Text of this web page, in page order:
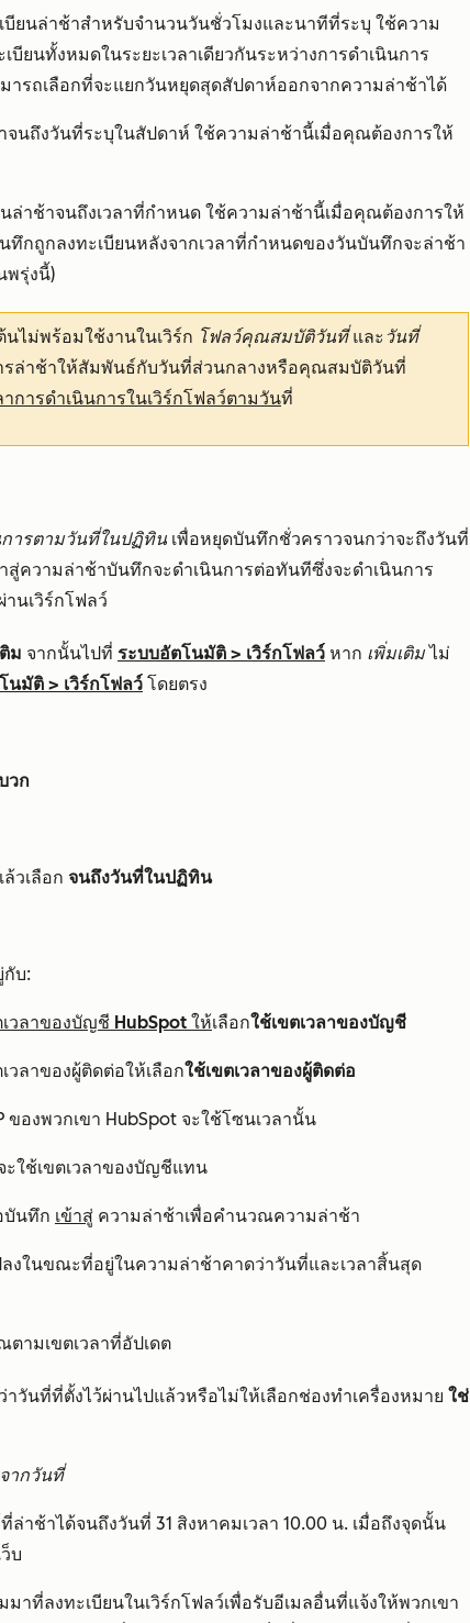
ยนล่าช้าสำหรับจำนวนวันชั่วโมงและนาทีที่ระบุ ใช้ความ
ยนทั้งหมดในระยะเวลาเดียวกันระหว่างการดำเนินการ
ารถเลือกที่จะแยกวันหยุดสุดสัปดาห์ออกจากความล่าช้าได้
จนถึงวันที่ระบุในสัปดาห์ ใช้ความล่าช้านี้เมื่อคุณต้องการให้
ล่าช้าจนถึงเวลาที่กำหนด ใช้ความล่าช้านี้เมื่อคุณต้องการให้
ทึกถูกลงทะเบียนหลังจากเวลาที่กำหนดของวันบันทึกจะล่าช้า
พรุ่งนี้)
ไม่พร้อมใช้งานในเวิร์ก โฟลว์คุณสมบัติวันที่และ วันที่
รล่าช้าให้สัมพันธ์กับวันที่ส่วนกลางหรือคุณสมบัติวันที่
การดำเนินการในเวิร์กโฟลว์ตามวันที่
การตามวันที่ในปฏิทิน เพื่อหยุดบันทึกชั่วคราวจนกว่าจะถึงวันที่
สู่ความล่าช้าบันทึกจะดำเนินการต่อทันทีซึ่งจะดำเนินการ
นเวิร์กโฟลว์
ม จากนั้นไปที่ ระบบอัตโนมัติ > เวิร์กโฟลว์ หาก เพิ่มเติมไม่
นมัติ > เวิร์กโฟลว์ โดยตรง
วก
ล้วเลือก จนถึงวันที่ในปฏิทิน
กับ:
เวลาของบัญชี HubSpot ให้เลือกใช้เขตเวลาของบัญชี
วลาของผู้ติดต่อให้เลือกใช้เขตเวลาของผู้ติดต่อ
ของพวกเขา HubSpot จะใช้โซนเวลานั้น
ใช้เขตเวลาของบัญชีแทน
บันทึก เข้าสู่ ความล่าช้าเพื่อคำนวณความล่าช้า
ลงในขณะที่อยู่ในความล่าช้าคาดว่าวันที่และเวลาสิ้นสุด
ามเขตเวลาที่อัปเดต
วันที่ที่ตั้งไว้ผ่านไปแล้วหรือไม่ให้เลือกช่องทำเครื่องหมาย ใช่
ากวันที่
าช้าได้จนถึงวันที่ 31 สิงหาคมเวลา 10.00 น. เมื่อถึงจุดนั้น
บ
ที่ลงทะเบียนในเวิร์กโฟลว์เพื่อรับอีเมลอื่นที่แจ้งให้พวกเขา